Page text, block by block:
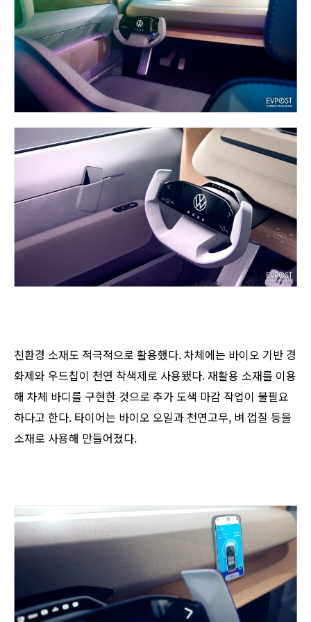
친환경 소재도 적극적으로 활용했다. 차체에는 바이오 기반 경
화제와 우드칩이 천연 착색제로 사용됐다. 재활용 소재를 이용
해 차체 바디를 구현한 것으로 추가 도색 마감 작업이 불필요
하다고 한다. 타이어는 바이오 오일과 천연고무, 벼 껍질 등을
소재로 사용해 만들어졌다.